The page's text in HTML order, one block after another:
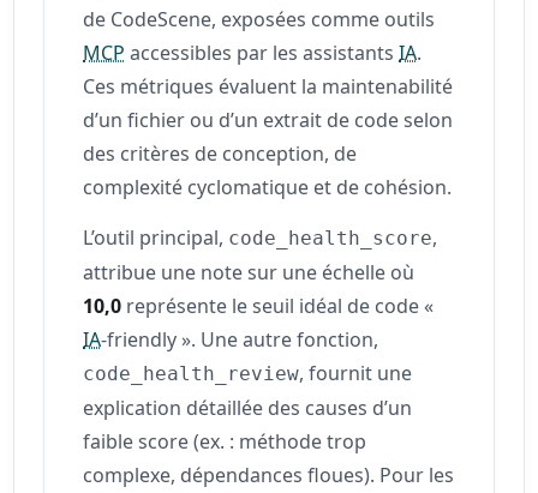
de CodeScene, exposées comme outils
MCP accessibles par les assistantsIA.
Ces métriques évaluent la maintenabilité
d’un fichier ou d’un extrait de code selon
des critères de conception, de
complexité cyclomatique et de cohésion.
L’outil principal, code_health_score,
attribue une note sur une échelle où
10,0 représente le seuil idéal de code «
IA‑friendly ». Une autre fonction,
code_health_review, fournit une
explication détaillée des causes d’un
faible score (ex. : méthode trop
complexe, dépendances floues). Pour les